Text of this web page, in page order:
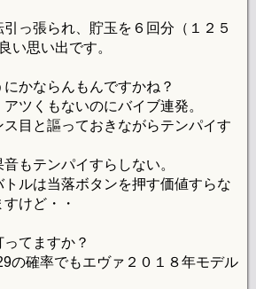
っ張られ、貯玉を６回分（１２５
い思い出です。
かならんもんですかね？
ツくもないのにバイブ連発。
目と謳っておきながらテンパイす
もテンパイすらしない。
ルは当落ボタンを押す価値すらな
けど・・
てますか？
の確率でもエヴァ２０１８年モデル